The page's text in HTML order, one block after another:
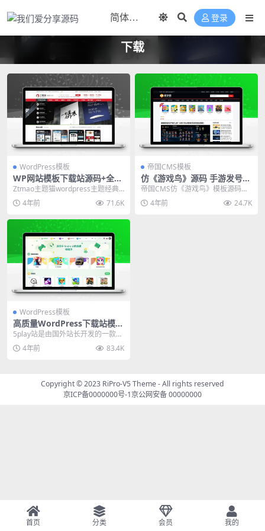
登录
下载
WordPress模板
WP网站模板下载站源码+全局
SEO功能设定 WordPress主
题猫模板
Ztmao主题猫wordpress主题经典
失传版/WP网站模板站源码+全局SE
O...4年前 71.6K
帝国CMS模板
仿《游戏鸟》源码 手游发号评
测开服开测合集专区游戏下载
网站模板
帝国CMS仿《游戏鸟》模板源码，
92kaifa版APP类整站源码。手机游
戏门户网...
4年前 24.7K
WordPress模板
高质量WordPress下载站模板
5play主题
5play站是由国外站长开发的一款W
ordPress主题，主题简约大方，为v
1....4年前 83.4K
Copyright © 2023 RiPro-V5 Theme- All rights reserved
京ICP备0000000号-1京公网安备 00000000
首页 分类 会员 我的